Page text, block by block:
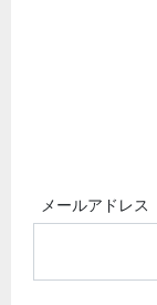
メールアドレス